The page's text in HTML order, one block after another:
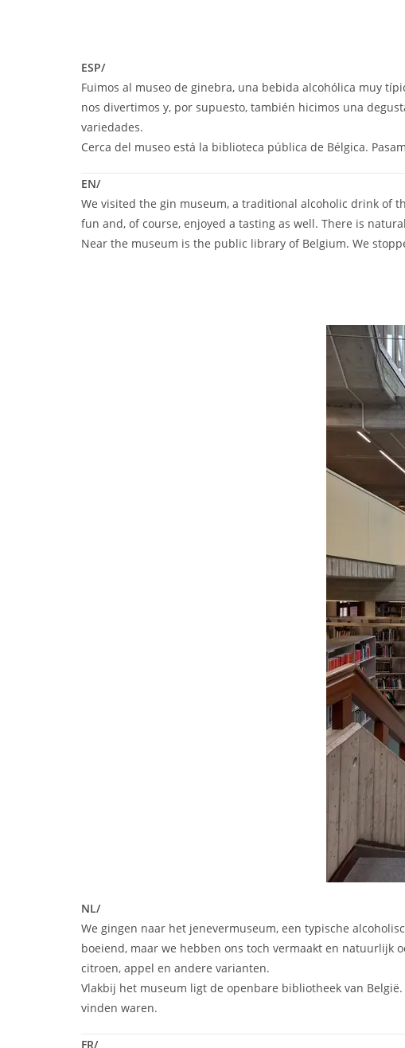
ESP/
Fuimos al museo de ginebra, una bebida alcohólica muy
nos divertimos y, por supuesto, también hicimos una
variedades.
Cerca del museo está la biblioteca pública de Bélgica.
EN/
We visited the gin museum, a traditional alcoholic drink of
fun and, of course, enjoyed a tasting as well. There is
Near the museum is the public library of Belgium. We
NL/
We gingen naar het jenevermuseum, een typische
boeiend, maar we hebben ons toch vermaakt en natuurlijk
citroen, appel en andere varianten.
Vlakbij het museum ligt de openbare bibliotheek van
vinden waren.
FR/